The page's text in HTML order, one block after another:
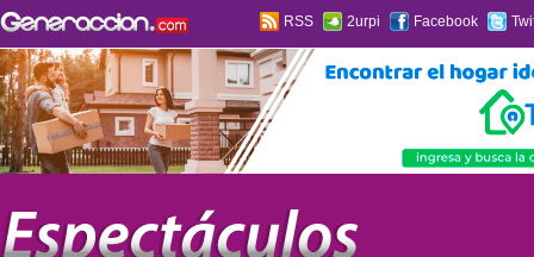
RSS 2urpi Facebook